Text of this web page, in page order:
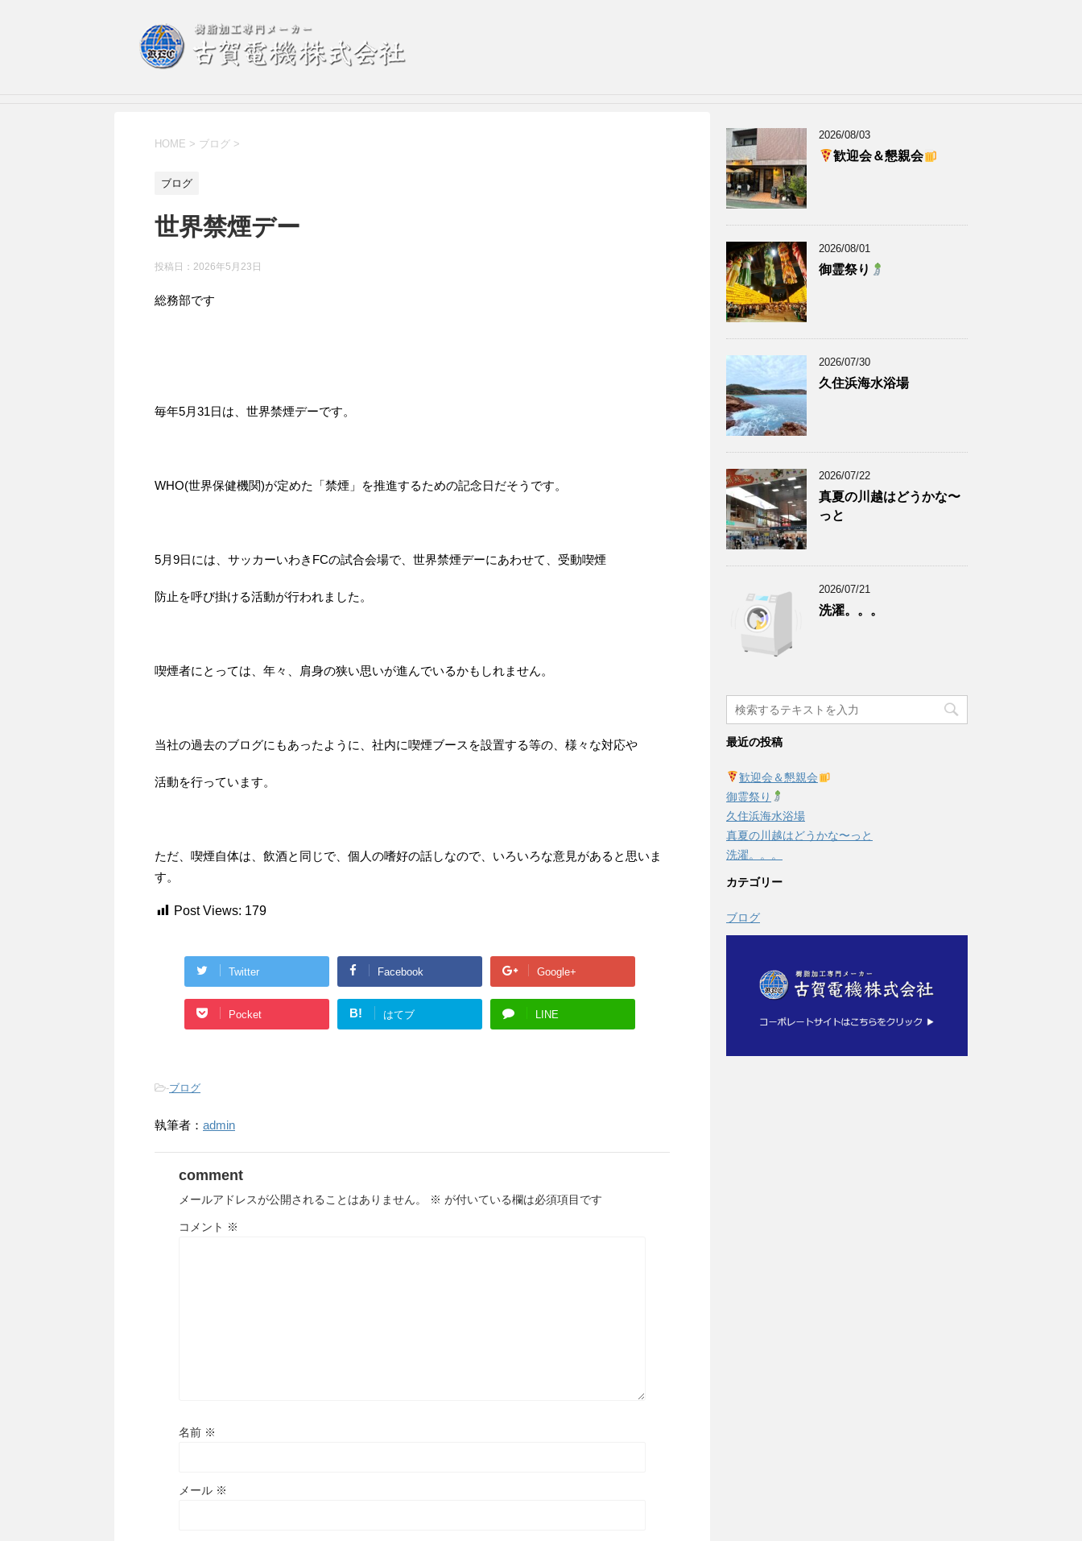
HOME > ブログ >
ブログ
世界禁煙デー
投稿日： 2026年5月23日
総務部です
毎年5月31日は、世界禁煙デーです。
WHO(世界保健機関)が定めた「禁煙」を推進するための記念日だそうです。
5月9日には、サッカーいわきFCの試合会場で、世界禁煙デーにあわせて、受動喫煙
防止を呼び掛ける活動が行われました。
喫煙者にとっては、年々、肩身の狭い思いが進んでいるかもしれません。
当社の過去のブログにもあったように、社内に喫煙ブースを設置する等の、様々な対応や
活動を行っています。
ただ、喫煙自体は、飲酒と同じで、個人の嗜好の話しなので、いろいろな意見があると思いま
す。
Post Views: 179
Twitter Facebook Google+
Pocket B! はてブ LINE
-ブログ
執筆者： admin
comment
メールアドレスが公開されることはありません。 ※ が付いている欄は必須項目です
コメント ※
名前 ※
メール ※
2026/08/03
歓迎会＆懇親会
2026/08/01
御霊祭り
2026/07/30
久住浜海水浴場
2026/07/22
真夏の川越はどうかな〜
っと
2026/07/21
洗濯。。。
最近の投稿
歓迎会＆懇親会
御霊祭り
久住浜海水浴場
真夏の川越はどうかな〜っと
洗濯。。。
カテゴリー
ブログ